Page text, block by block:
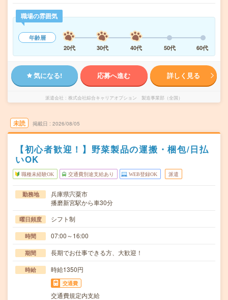
職場の雰囲気
年齢層
20代
30代 40代 50代 60代
気になる! 応募へ進む 詳しく見る
派遣会社 株式会社綜合キャリアオプション 製造事業部（全国）
未読 掲載日 2026/08/05
【初心者歓迎！】野菜製品の運搬・梱包/日払
いOK
職種未経験OK 交通費別途支給あり WEB登録OK 派遣
勤務地
兵庫県宍粟市
播磨新宮駅から車30分
曜日頻度 シフト制
時間 07:00～16:00
期間 長期でお仕事できる方、大歓迎！
時給 時給1350円
交通費
交通費規定内支給